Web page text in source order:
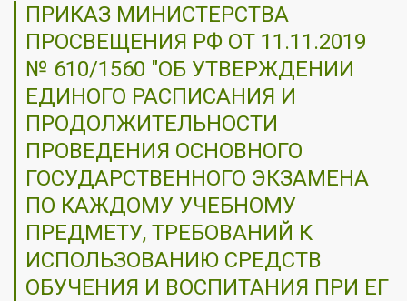
ПРИКАЗ МИНИСТЕРСТВА
ПРОСВЕЩЕНИЯ РФ ОТ 11.11.2019
№ 610/1560 "ОБ УТВЕРЖДЕНИИ
ЕДИНОГО РАСПИСАНИЯ И
ПРОДОЛЖИТЕЛЬНОСТИ
ПРОВЕДЕНИЯ ОСНОВНОГО
ГОСУДАРСТВЕННОГО ЭКЗАМЕНА
ПО КАЖДОМУ УЧЕБНОМУ
ПРЕДМЕТУ, ТРЕБОВАНИЙ К
ИСПОЛЬЗОВАНИЮ СРЕДСТВ
ОБУЧЕНИЯ И ВОСПИТАНИЯ ПРИ ЕГ